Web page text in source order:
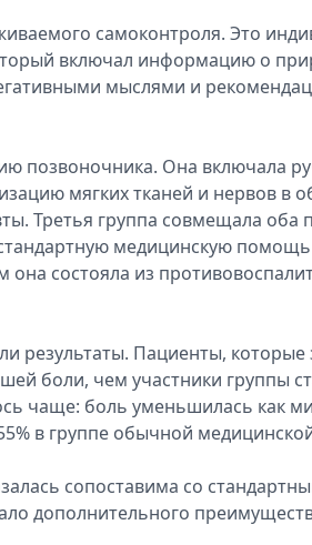
самоконтроля. Это
включал информацию о
мыслями и
позвоночника. Она включала
мягких тканей и нервов в
Третья группа совмещала
медицинскую помощь
состояла из
результаты. Пациенты,
боли, чем участники группы
чаще: боль уменьшилась как
в группе обычной
сопоставима со
дополнительного